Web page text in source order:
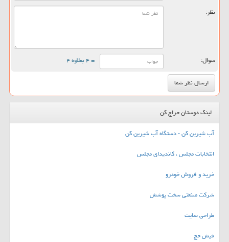
نظر:
سوال: = ۴ بعلاوه ۴
لینک دوستان حراج کن
آب شیرین کن - دستگاه آب شیرین کن
انتخابات مجلس ، کاندیدای مجلس
خرید و فروش خودرو
شرکت صنعتی سخت پوشش
طراحی سایت
فیش حج